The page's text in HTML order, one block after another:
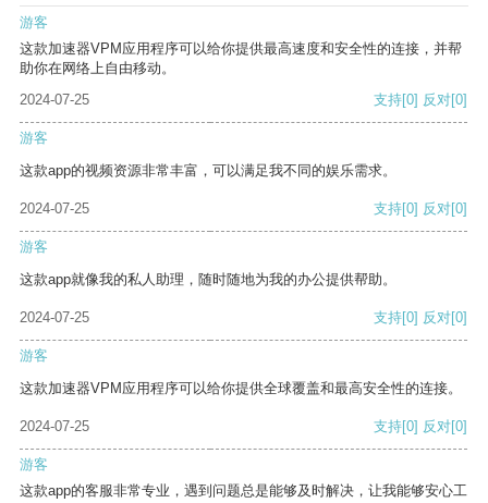
游客
这款加速器VPM应用程序可以给你提供最高速度和安全性的连接，并帮
助你在网络上自由移动。
2024-07-25
支持[0] 反对[0]
游客
这款app的视频资源非常丰富，可以满足我不同的娱乐需求。
2024-07-25 支持[0] 反对[0]
游客
这款app就像我的私人助理，随时随地为我的办公提供帮助。
2024-07-25 支持[0] 反对[0]
游客
这款加速器VPM应用程序可以给你提供全球覆盖和最高安全性的连接。
2024-07-25 支持[0] 反对[0]
游客
这款app的客服非常专业，遇到问题总是能够及时解决，让我能够安心工